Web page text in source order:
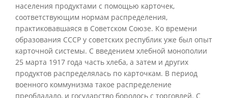
населения продуктами с помощью карточек,
соответствующим нормам распределения,
практиковавшаяся в Советском Союзе. Ко времени
образования СССР у советских республик уже был опыт
карточной системы. С введением хлебной монополии
25 марта 1917 года часть хлеба, а затем и других
продуктов распределялась по карточкам. В период
военного коммунизма такое распределение
преобладало, и государство боролось с торговлей. С